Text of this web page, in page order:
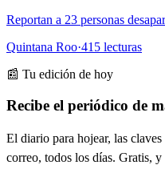
Reportan a 23 personas
Quintana Roo·415 lecturas
📰 Tu edición de hoy
Recibe el periódico de
El diario para hojear, las
correo, todos los días. Gratis,